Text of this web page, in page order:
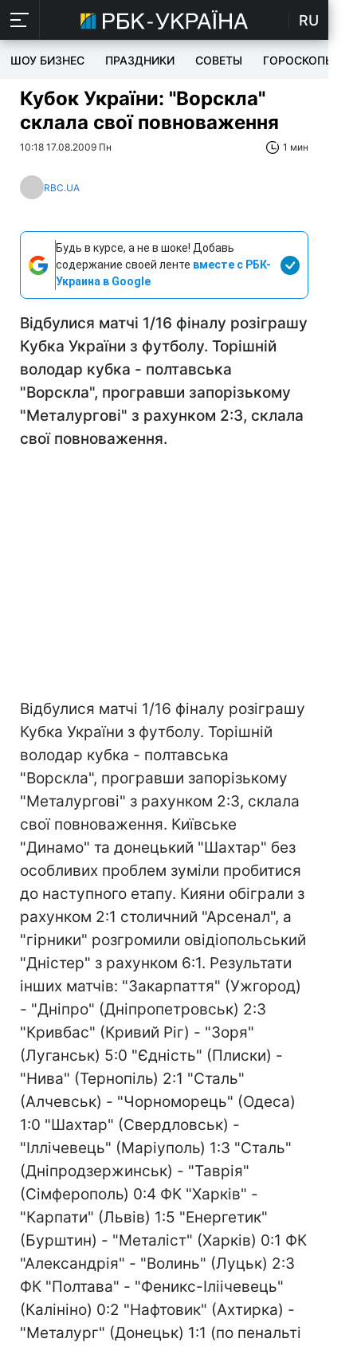
RU
ШОУ БИЗНЕС ПРАЗДНИКИ СОВЕТЫ ГОРОСКОПЫ
Кубок України: "Ворскла"
склала свої повноваження
10:18 17.08.2009 Пн 1 мин
RBC.UA
Будь в курсе, а не в шоке! Добавь
содержание своей ленте вместе с РБК-
Украина в Google
Відбулися матчі 1/16 фіналу розіграшу
Кубка України з футболу. Торішній
володар кубка - полтавська
"Ворскла", програвши запорізькому
"Металургові" з рахунком 2:3, склала
свої повноваження.
Відбулися матчі 1/16 фіналу розіграшу
Кубка України з футболу. Торішній
володар кубка - полтавська
"Ворскла", програвши запорізькому
"Металургові" з рахунком 2:3, склала
свої повноваження. Київське
"Динамо" та донецький "Шахтар" без
особливих проблем зуміли пробитися
до наступного етапу. Кияни обіграли з
рахунком 2:1 столичний "Арсенал", а
"гірники" розгромили овідіопольський
"Дністер" з рахунком 6:1. Результати
інших матчів: "Закарпаття" (Ужгород)
- "Дніпро" (Дніпропетровськ) 2:3
"Кривбас" (Кривий Ріг) - "Зоря"
(Луганськ) 5:0 "Єдність" (Плиски) -
"Нива" (Тернопіль) 2:1 "Сталь"
(Алчевськ) - "Чорноморець" (Одеса)
1:0 "Шахтар" (Свердловськ) -
"Іллічевець" (Маріуполь) 1:3 "Сталь"
(Дніпродзержинськ) - "Таврія"
(Сімферополь) 0:4 ФК "Харків" -
"Карпати" (Львів) 1:5 "Енергетик"
(Бурштин) - "Металіст" (Харків) 0:1 ФК
"Александрія" - "Волинь" (Луцьк) 2:3
ФК "Полтава" - "Феникс-Іліічевець"
(Калініно) 0:2 "Нафтовик" (Ахтирка) -
"Металург" (Донецьк) 1:1 (по пенальті